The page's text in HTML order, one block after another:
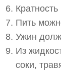
Пить
Ужин
Из
соки,